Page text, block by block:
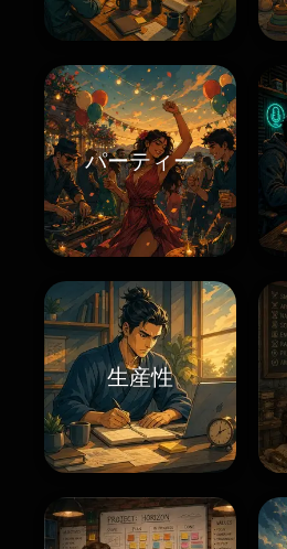
パーティー
生産性